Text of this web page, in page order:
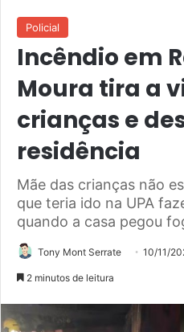
Policial
Incêndio em
Moura tira a
crianças e
residência
Mãe das crianças não
que teria ido na UPA
quando a casa pegou
Tony Mont Serrate 10/11/
2 minutos de leitura